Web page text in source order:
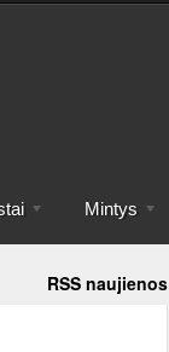
Mintys
RSS naujienos